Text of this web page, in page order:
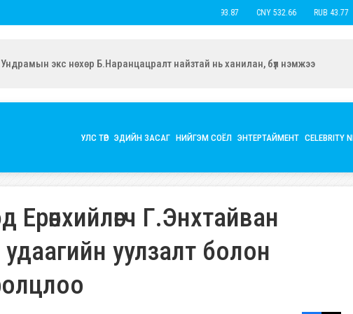
CNY 532.66 RUB 43.77
экс нөхөр Б.Наранцацралт найзтай нь ханилан, бүл нэмжээ
УЛС ТӨР ЭДИЙН ЗАСАГ НИЙГЭМ СОЁЛ ЭНТЕРТАЙМЕНТ CELEBRITY
Г.Энхтайван
уулзалт болон